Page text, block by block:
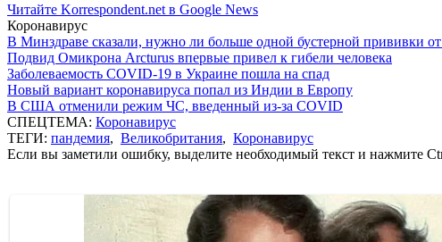
Читайте Korrespondent.net в Google News
Коронавирус
В Минздраве сказали, нужно ли больше одной бустерной прививки
Подвид Омикрона Arcturus впервые привел к гибели человека
Заболеваемость COVID-19 в Украине пошла на спад
Новый вариант коронавируса попал из Индии в Европу
В США отменили режим ЧС, введенный из-за COVID
СПЕЦТЕМА: Коронавирус
ТЕГИ: пандемия, Великобритания, Коронавирус
Если вы заметили ошибку, выделите необходимый текст и нажмите